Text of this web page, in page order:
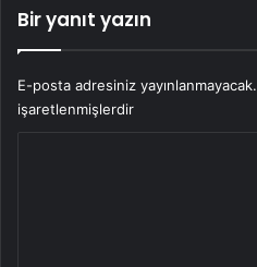
Bir yanıt yazın
E-posta adresiniz yayınlanmayacak.
işaretlenmişlerdir